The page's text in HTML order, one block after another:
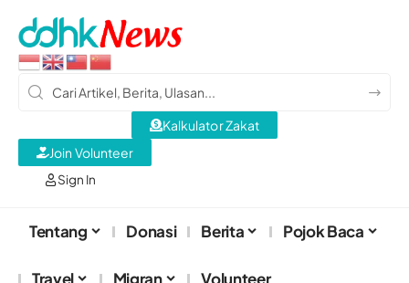
Sign In
Kalkulator Zakat
Join Volunteer
Tentang Donasi Berita Pojok Baca
Travel Migran Volunteer